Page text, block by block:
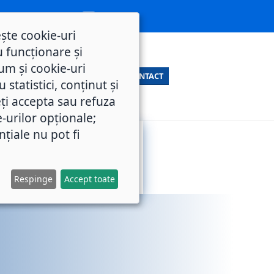
CONTACT
cookie-uri
funcționare și
și cookie-uri
statistici, conținut și
accepta sau refuza
urilor opționale;
nu pot fi
Respinge Accept toate